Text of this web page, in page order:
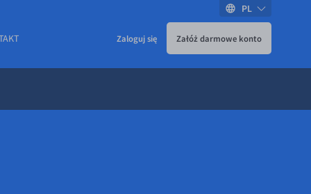
Zaloguj się Załóż darmowe konto
PL